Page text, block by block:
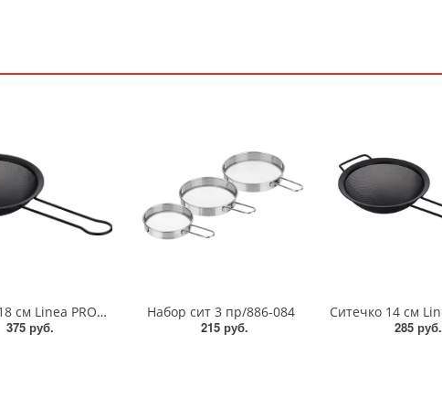
Ситечко 18 см Linea PRONTO/93-PRO-08-18
375 руб.
Набор сит 3 пр/886-084
215 руб.
285 руб.